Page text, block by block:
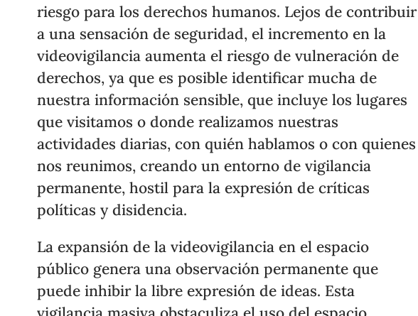
riesgo para los derechos humanos. Lejos de contribuir
a una sensación de seguridad, el incremento en la
videovigilancia aumenta el riesgo de vulneración de
derechos, ya que es posible identificar mucha de
nuestra información sensible, que incluye los lugares
que visitamos o donde realizamos nuestras
actividades diarias, con quién hablamos o con quienes
nos reunimos, creando un entorno de vigilancia
permanente, hostil para la expresión de críticas
políticas y disidencia.
La expansión de la videovigilancia en el espacio
público genera una observación permanente que
puede inhibir la libre expresión de ideas. Esta